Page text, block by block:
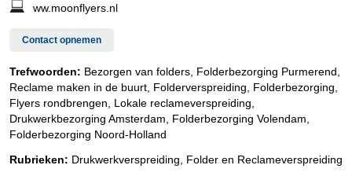
ww.moonflyers.nl
Contact opnemen
Trefwoorden: Bezorgen van folders, Folderbezorging Purmerend,
Reclame maken in de buurt, Folderverspreiding, Folderbezorging,
Flyers rondbrengen, Lokale reclameverspreiding,
Drukwerkbezorging Amsterdam, Folderbezorging Volendam,
Folderbezorging Noord-Holland
Rubrieken: Drukwerkverspreiding Folder en Reclameverspreiding